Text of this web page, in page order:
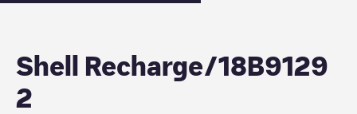
Shell Recharge/18B9129
2